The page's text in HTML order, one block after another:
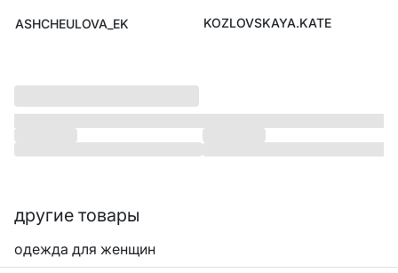
ASHCHEULOVA_EK KOZLOVSKAYA.KATE
другие товары
одежда для женщин